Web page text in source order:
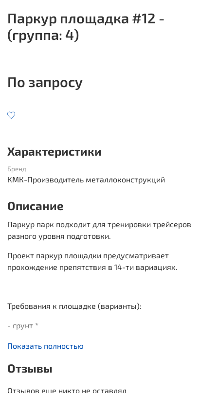
Паркур площадка #12 -
(группа: 4)
По запросу
Характеристики
Бренд
КМК-Производитель металлоконструкций
Описание
Паркур парк подходит для тренировки трейсеров
разного уровня подготовки.
Проект паркур площадки предусматривает
прохождение препятствия в 14-ти вариациях.
Требования к площадке (варианты):
- грунт *
- травмобезопасное покрытие толщиной не менее
Пути преодоления препятствия:
Показать полностью
Отзывы
Отзывов еще никто не оставлял